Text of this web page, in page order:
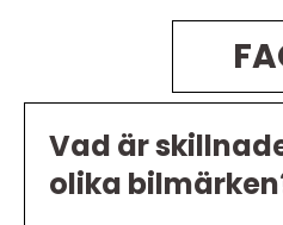
Vad är
olika